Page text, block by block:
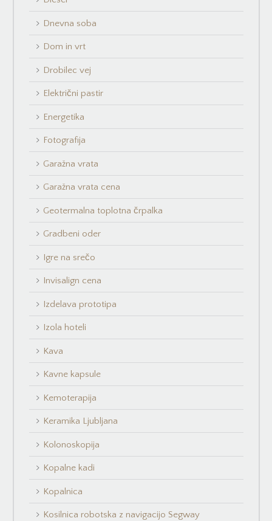
Dnevna soba
Dom in vrt
Drobilec vej
Električni pastir
Energetika
Fotografija
Garažna vrata
Garažna vrata cena
Geotermalna toplotna črpalka
Gradbeni oder
Igre na srečo
Invisalign cena
Izdelava prototipa
Izola hoteli
Kava
Kavne kapsule
Kemoterapija
Keramika Ljubljana
Kolonoskopija
Kopalne kadi
Kopalnica
Kosilnica robotska z navigacijo Segway